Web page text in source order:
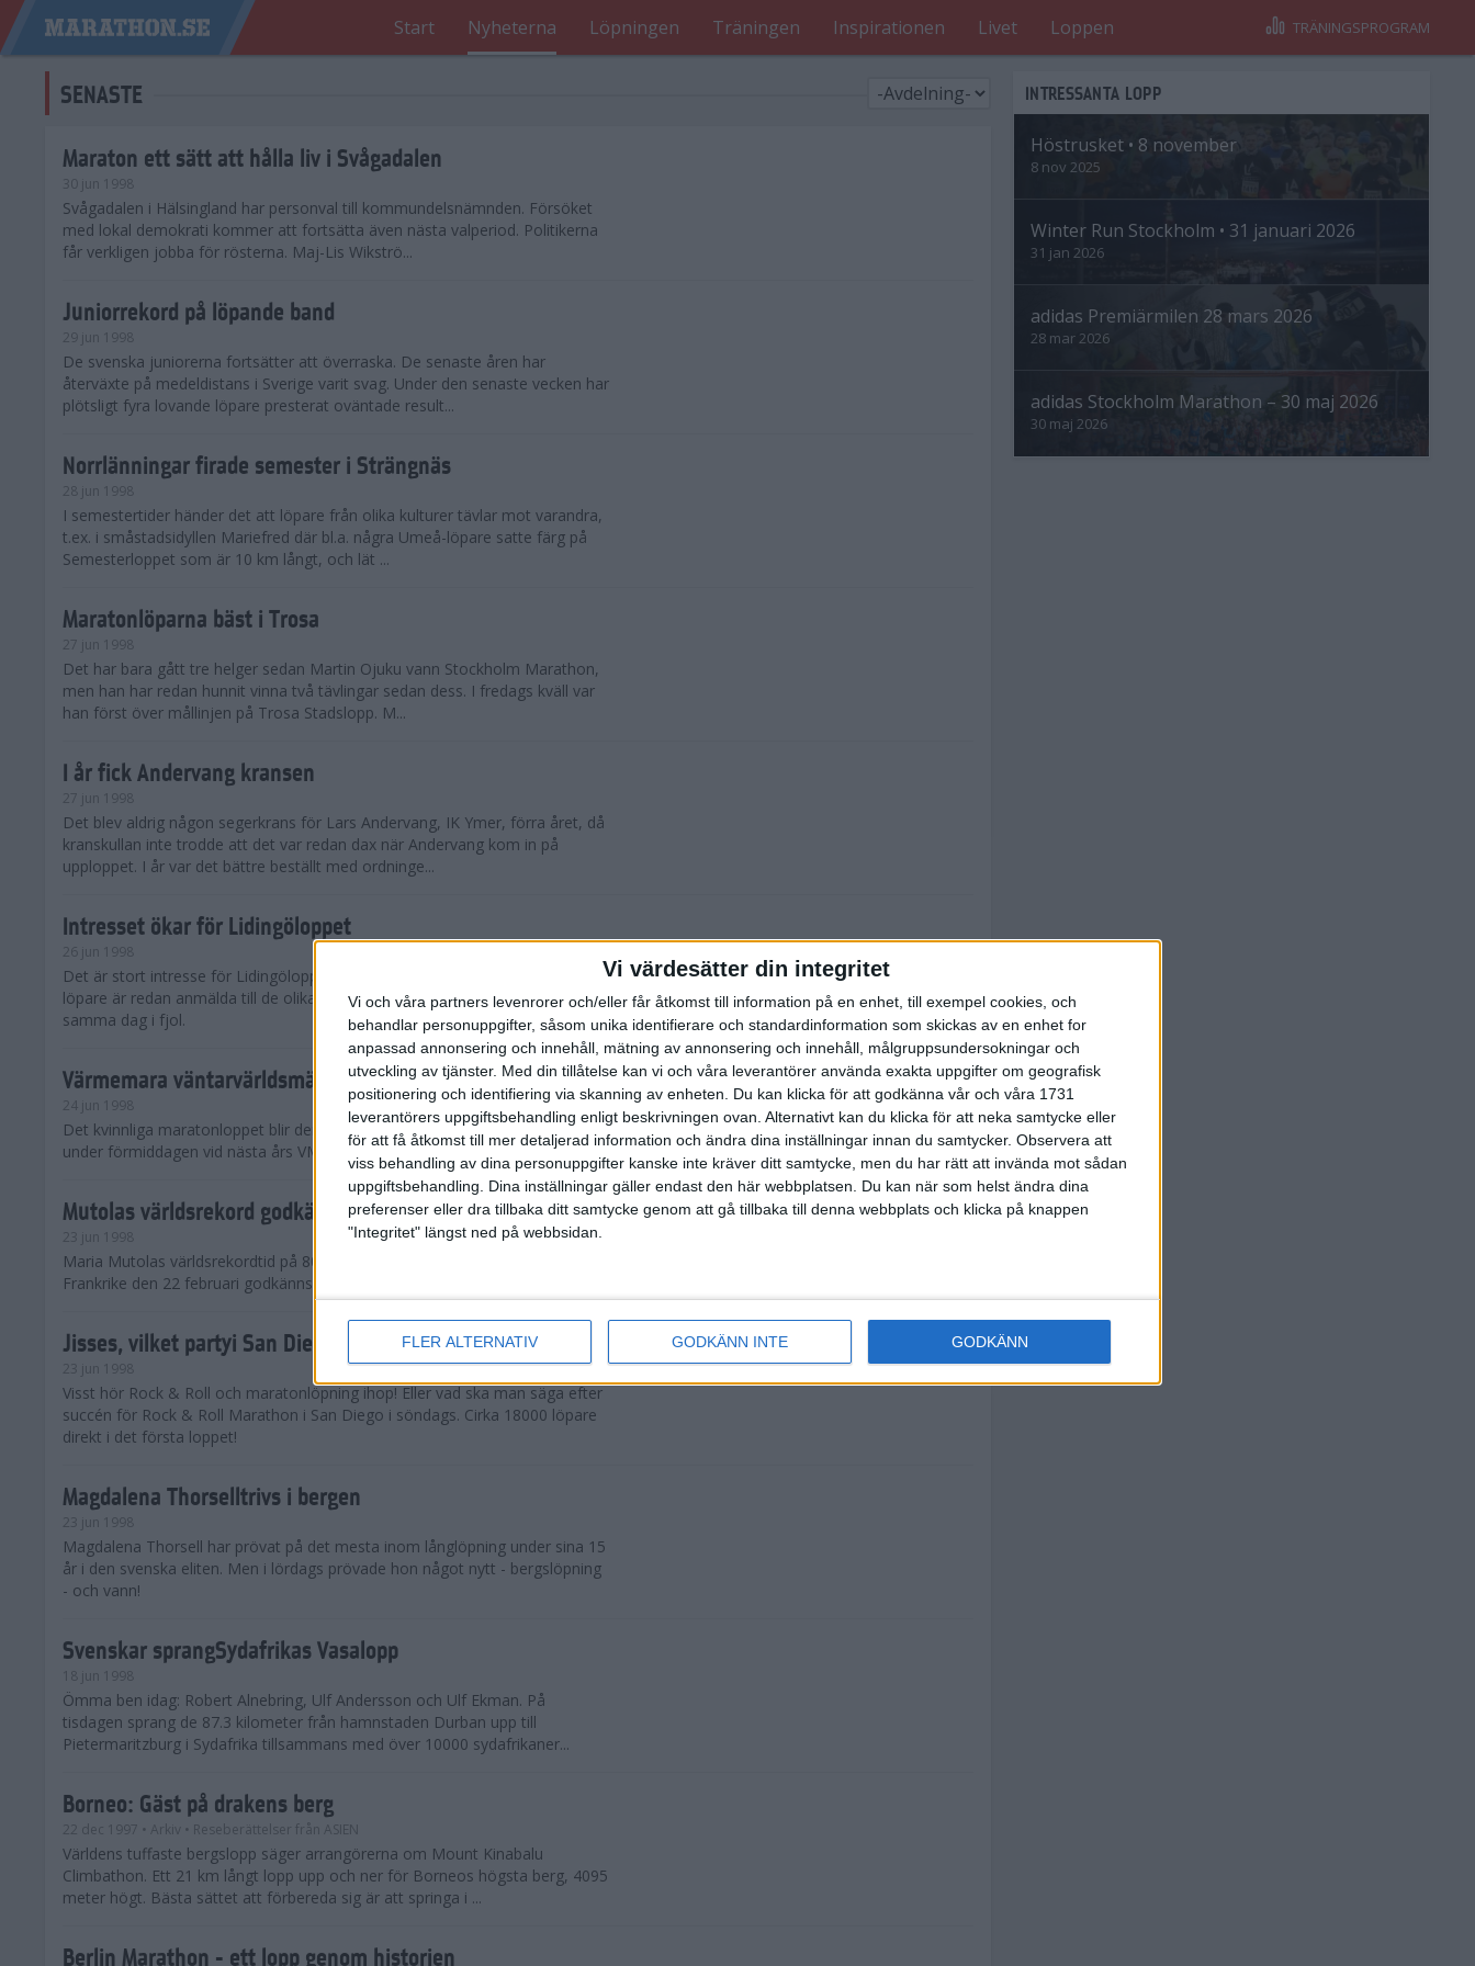
Vi värdesätter din integritet
Vi och våra partners levenrorer och/eller får åtkomst till information på en enhet, till exempel cookies, och
behandlar personuppgifter, såsom unika identifierare och standardinformation som skickas av en enhet for
anpassad annonsering och innehåll, mätning av annonsering och innehåll, målgruppsundersokningar och
utveckling av tjänster. Med din tillåtelse kan vi och våra leverantörer använda exakta uppgifter om geografisk
positionering och identifiering via skanning av enheten. Du kan klicka för att godkänna vår och våra 1731
leverantörers uppgiftsbehandling enligt beskrivningen ovan. Alternativt kan du klicka för att neka samtycke eller
för att få åtkomst till mer detaljerad information och ändra dina inställningar innan du samtycker. Observera att
viss behandling av dina personuppgifter kanske inte kräver ditt samtycke, men du har rätt att invända mot sådan
uppgiftsbehandling. Dina inställningar gäller endast den här webbplatsen. Du kan när som helst ändra dina
preferenser eller dra tillbaka ditt samtycke genom att gå tillbaka till denna webbplats och klicka på knappen
"Integritet" längst ned på webbsidan.
FLER ALTERNATIV GODKÄNN INTE GODKÄNN
Start Nyheterna Löpningen Träningen Inspirationen Livet Loppen TRÄNINGSPROGRAM
SENASTE
Maraton ett sätt att hålla liv i Svågadalen
30 jun 1998
Svågadalen i Hälsingland har personval till kommundelsnämnden. Försöket
med lokal demokrati kommer att fortsätta även nästa valperiod. Politikerna
får verkligen jobba för rösterna. Maj-Lis Wikströ...
Juniorrekord på löpande band
29 jun 1998
De svenska juniorerna fortsätter att överraska. De senaste åren har
återväxte på medeldistans i Sverige varit svag. Under den senaste vecken har
plötsligt fyra lovande löpare presterat oväntade result...
Norrlänningar firade semester i Strängnäs
28 jun 1998
I semestertider händer det att löpare från olika kulturer tävlar mot varandra,
t.ex. i småstadsidyllen Mariefred där bl.a. några Umeå-löpare satte färg på
Semesterloppet som är 10 km långt, och lät ...
Maratonlöparna bäst i Trosa
27 jun 1998
Det har bara gått tre helger sedan Martin Ojuku vann Stockholm Marathon,
men han har redan hunnit vinna två tävlingar sedan dess. I fredags kväll var
han först över mållinjen på Trosa Stadslopp. M...
I år fick Andervang kransen
27 jun 1998
Det blev aldrig någon segerkrans för Lars Andervang, IK Ymer, förra året, då
kranskullan inte trodde att det var redan dax när Andervang kom in på
upploppet. I år var det bättre beställt med ordninge...
Intresset ökar för Lidingöloppet
26 jun 1998
Det är stort intresse för Lidingöloppet som avgörs den 3-4 oktober. 10 500
löpare är redan anmälda till de olika klassena. Det är hela 2 500 fler än
samma dag i fjol.
Värmemara väntarvärldsmästaraspiranter
24 jun 1998
Det kvinnliga maratonloppet blir den enda gren som kommer att avgöras
under förmiddagen vid nästa års VM i friidrott.
Mutolas världsrekord godkänns ej
23 jun 1998
Maria Mutolas världsrekordtid på 800 meter från inomhusgalan i Lievin i
Frankrike den 22 februari godkänns ej.
Jisses, vilket partyi San Diego!
23 jun 1998
Visst hör Rock & Roll och maratonlöpning ihop! Eller vad ska man säga efter
succén för Rock & Roll Marathon i San Diego i söndags. Cirka 18000 löpare
direkt i det första loppet!
Magdalena Thorselltrivs i bergen
23 jun 1998
Magdalena Thorsell har prövat på det mesta inom långlöpning under sina 15
år i den svenska eliten. Men i lördags prövade hon något nytt - bergslöpning
- och vann!
Svenskar sprangSydafrikas Vasalopp
18 jun 1998
Ömma ben idag: Robert Alnebring, Ulf Andersson och Ulf Ekman. På
tisdagen sprang de 87.3 kilometer från hamnstaden Durban upp till
Pietermaritzburg i Sydafrika tillsammans med över 10000 sydafrikaner...
Borneo: Gäst på drakens berg
22 dec 1997 • Arkiv • Reseberättelser från ASIEN
Världens tuffaste bergslopp säger arrangörerna om Mount Kinabalu
Climbathon. Ett 21 km långt lopp upp och ner för Borneos högsta berg, 4095
meter högt. Bästa sättet att förbereda sig är att springa i ...
Berlin Marathon - ett lopp genom historien
INTRESSANTA LOPP
Höstrusket • 8 november
8 nov 2025
Winter Run Stockholm • 31 januari 2026
31 jan 2026
adidas Premiärmilen 28 mars 2026
28 mar 2026
adidas Stockholm Marathon – 30 maj 2026
30 maj 2026